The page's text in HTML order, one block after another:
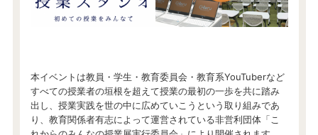
本イベントは教員・学生・教育委員会・教育系YouTuberなど
すべての授業者の垣根を超えて授業の最初の一歩を共に踏み
出し、授業実践を世の中に広めていこうという取り組みであ
り、教育関係者有志によって運営されている非営利団体「こ